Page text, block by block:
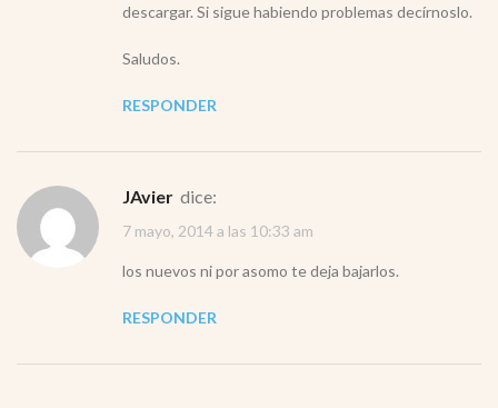
descargar. Si sigue habiendo problemas decírnoslo.
Saludos.
RESPONDER
JAvier dice:
7 mayo, 2014 a las 10:33 am
los nuevos ni por asomo te deja bajarlos.
RESPONDER